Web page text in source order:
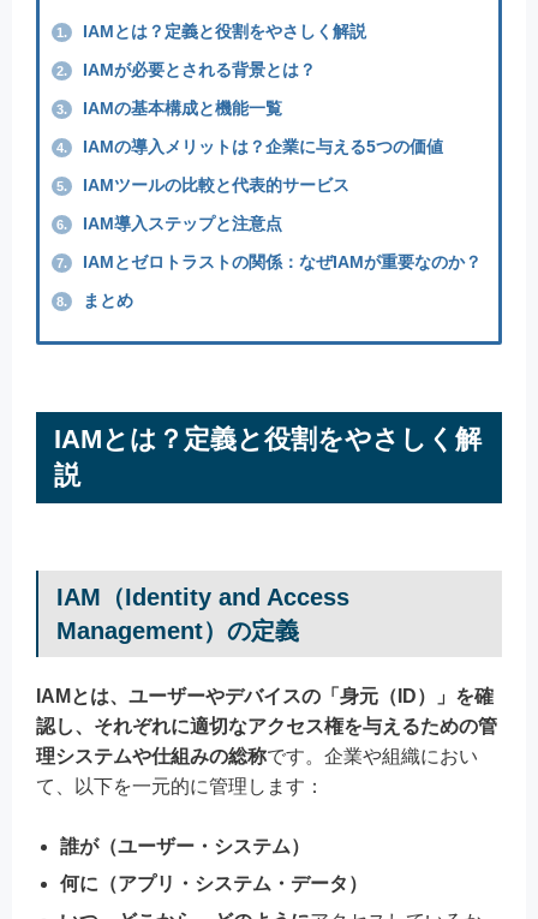
1. IAMとは？定義と役割をやさしく解説
2. IAMが必要とされる背景とは？
3. IAMの基本構成と機能一覧
4. IAMの導入メリットは？企業に与える5つの価値
5. IAMツールの比較と代表的サービス
6. IAM導入ステップと注意点
7. IAMとゼロトラストの関係：なぜIAMが重要なのか？
8. まとめ
IAMとは？定義と役割をやさしく解
説
IAM（Identity and Access
Management）の定義
IAMとは、ユーザーやデバイスの「身元（ID）」を確
認し、それぞれに適切なアクセス権を与えるための管
理システムや仕組みの総称です。企業や組織におい
て、以下を一元的に管理します：
誰が（ユーザー・システム）
何に（アプリ・システム・データ）